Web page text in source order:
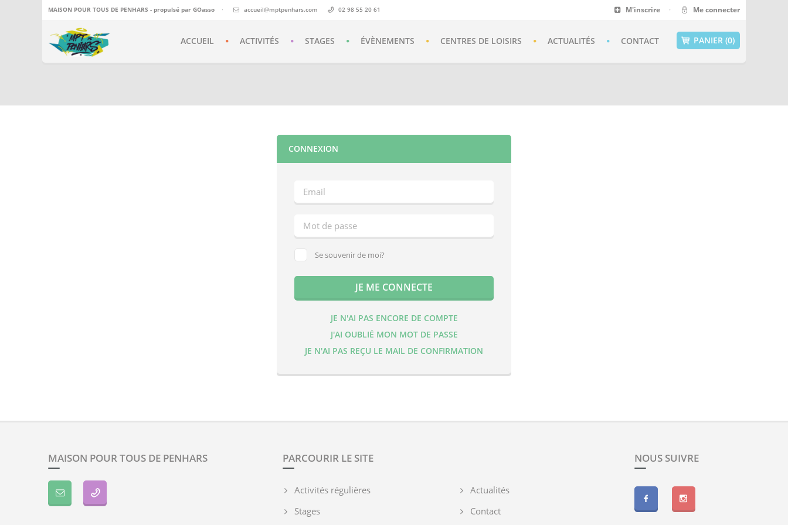
MAISON POUR TOUS DE PENHARS - propulsé par GOasso · accueil@mptpenhars.com 02 98 55 20 61 M'inscrire · Me connecter
PANIER (0)
ACCUEIL ACTIVITÉS STAGES ÉVÈNEMENTS CENTRES DE LOISIRS ACTUALITÉS CONTACT
CONNEXION
Se souvenir de moi?
JE N'AI PAS ENCORE DE COMPTE
J'AI OUBLIÉ MON MOT DE PASSE
JE N'AI PAS REÇU LE MAIL DE CONFIRMATION
MAISON POUR TOUS DE PENHARS PARCOURIR LE SITE
Activités régulières
Stages
Actualités
Contact
NOUS SUIVRE